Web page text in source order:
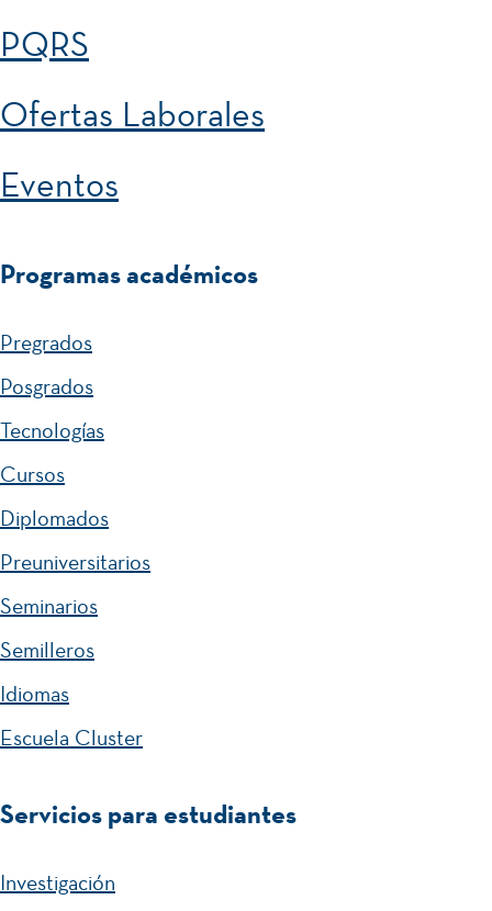
PQRS
Ofertas Laborales
Eventos
Programas académicos
Pregrados
Posgrados
Tecnologías
Cursos
Diplomados
Preuniversitarios
Seminarios
Semilleros
Idiomas
Escuela Cluster
Servicios para estudiantes
Investigación